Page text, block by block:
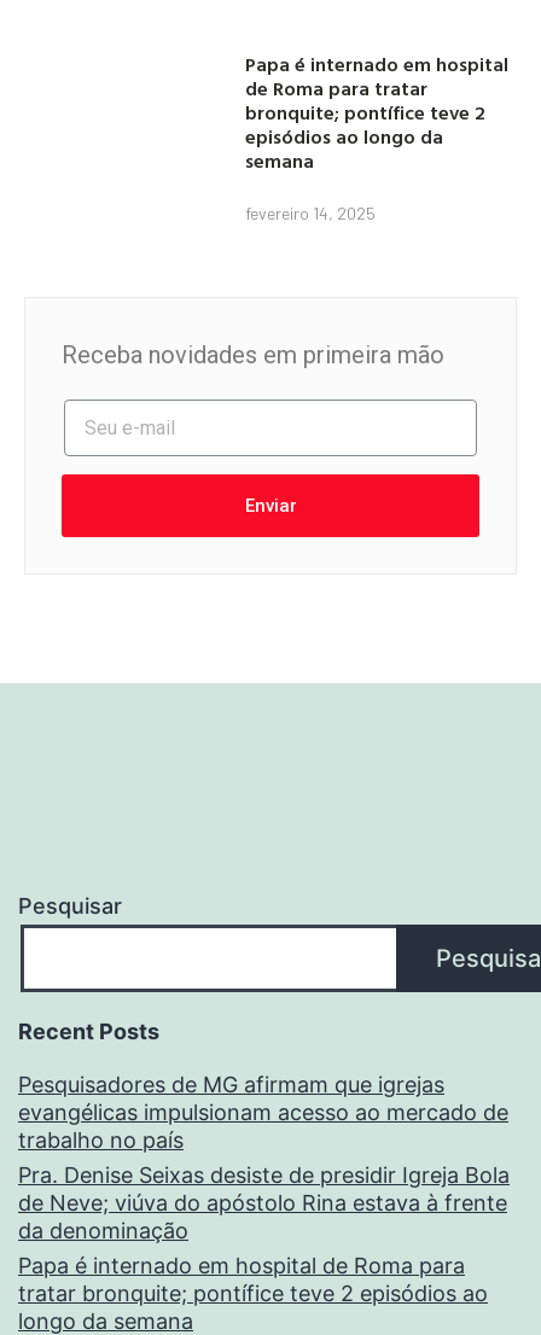
Papa é internado em hospital
de Roma para tratar
bronquite; pontífice teve 2
episódios ao longo da
semana
fevereiro 14, 2025
Receba novidades em primeira mão
Enviar
Pesquisar
Recent Posts
Pesquisadores de MG afirmam que igrejas
evangélicas impulsionam acesso ao mercado de
trabalho no país
Pra. Denise Seixas desiste de presidir Igreja Bola
de Neve; viúva do apóstolo Rina estava à frente
da denominação
Papa é internado em hospital de Roma para
tratar bronquite; pontífice teve 2 episódios ao
longo da semana